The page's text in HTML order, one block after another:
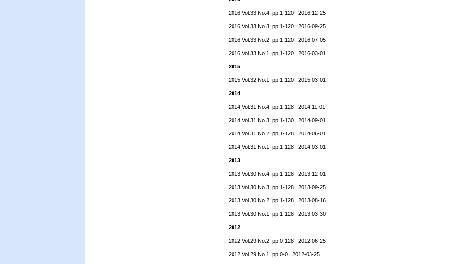
2016 Vol.33 No.4 pp.1-120 2016-12-25
2016 Vol.33 No.3 pp.1-120 2016-09-25
2016 Vol.33 No.2 pp.1-120 2016-07-05
2016 Vol.33 No.1 pp.1-120 2016-03-01
2015
2015 Vol.32 No.1 pp.1-120 2015-03-01
2014
2014 Vol.31 No.4 pp.1-128 2014-11-01
2014 Vol.31 No.3 pp.1-130 2014-09-01
2014 Vol.31 No.2 pp.1-128 2014-06-01
2014 Vol.31 No.1 pp.1-128 2014-03-01
2013
2013 Vol.30 No.4 pp.1-128 2013-12-01
2013 Vol.30 No.3 pp.1-128 2013-09-25
2013 Vol.30 No.2 pp.1-128 2013-08-16
2013 Vol.30 No.1 pp.1-128 2013-03-30
2012
2012 Vol.29 No.2 pp.0-128 2012-06-25
2012 Vol.29 No.1 pp.0-0 2012-03-25